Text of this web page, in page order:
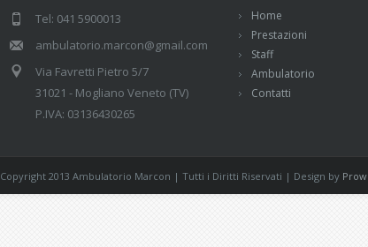
Tel: 041 5900013
ambulatorio.marcon@gmail.com
Via Favretti Pietro 5/7
31021 - Mogliano Veneto (TV)
P.IVA: 03136430265
Home
Prestazioni
Staff
Ambulatorio
Contatti
Copyright 2013 Ambulatorio Marcon | Tutti i Diritti Riservati | Design by